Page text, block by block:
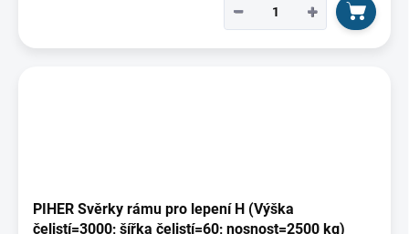
+
−
PIHER Svěrky rámu pro lepení H (Výška
čelistí=3000; šířka čelistí=60; nosnost=2500 kg)